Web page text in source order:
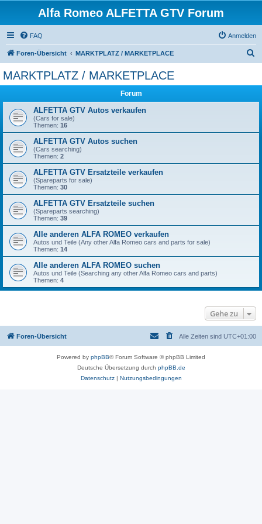
Alfa Romeo ALFETTA GTV Forum
FAQ Anmelden
Foren-Übersicht MARKTPLATZ / MARKETPLACE
MARKTPLATZ / MARKETPLACE
Forum
ALFETTA GTV Autos verkaufen
(Cars for sale)
Themen: 16
ALFETTA GTV Autos suchen
(Cars searching)
Themen: 2
ALFETTA GTV Ersatzteile verkaufen
(Spareparts for sale)
Themen: 30
ALFETTA GTV Ersatzteile suchen
(Spareparts searching)
Themen: 39
Alle anderen ALFA ROMEO verkaufen
Autos und Teile (Any other Alfa Romeo cars and parts for sale)
Themen: 14
Alle anderen ALFA ROMEO suchen
Autos und Teile (Searching any other Alfa Romeo cars and parts)
Themen: 4
Gehe zu
Foren-Übersicht Alle Zeiten sind UTC+01:00
Powered by phpBB® Forum Software © phpBB Limited
Deutsche Übersetzung durch phpBB.de
Datenschutz| Nutzungsbedingungen